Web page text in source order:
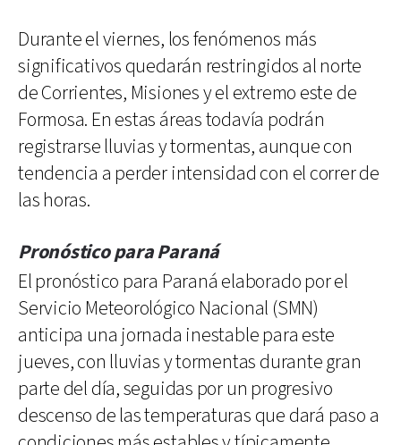
Durante el viernes, los fenómenos más
significativos quedarán restringidos al norte
de Corrientes, Misiones y el extremo este de
Formosa. En estas áreas todavía podrán
registrarse lluvias y tormentas, aunque con
tendencia a perder intensidad con el correr de
las horas.
Pronóstico para Paraná
El pronóstico para Paraná elaborado por el
Servicio Meteorológico Nacional (SMN)
anticipa una jornada inestable para este
jueves, con lluvias y tormentas durante gran
parte del día, seguidas por un progresivo
descenso de las temperaturas que dará paso a